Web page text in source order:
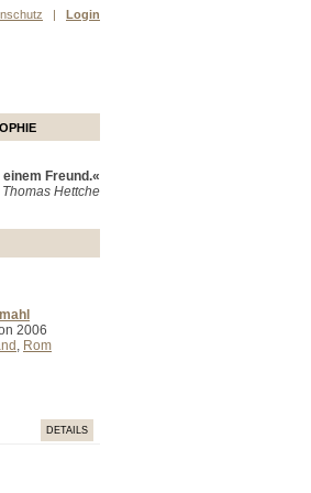
| Login
Freund.«
Thomas Hettche
2006
, Rom
DETAILS